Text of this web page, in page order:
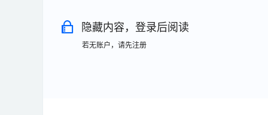
隐藏内容，登录后阅读
若无账户，请先注册